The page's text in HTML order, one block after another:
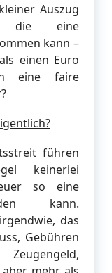
Auszug
die eine
kann –
einen Euro
eine faire
führen
keinerlei
so eine
kann.
das
Gebühren